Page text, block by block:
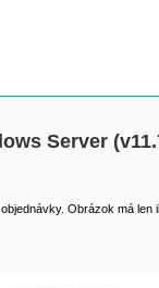
Server
Obrázok má len